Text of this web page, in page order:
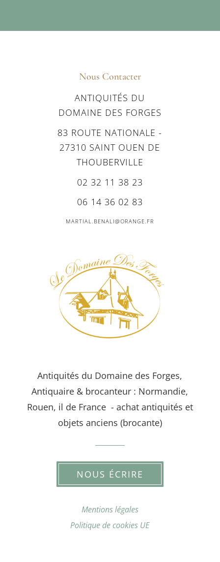
Nous Contacter
ANTIQUITÉS DU
DOMAINE DES FORGES
83 ROUTE NATIONALE -
27310 SAINT OUEN DE
THOUBERVILLE
02 32 11 38 23
06 14 36 02 83
MARTIAL.BENALI@ORANGE.FR
Antiquités du Domaine des Forges,
Antiquaire & brocanteur : Normandie,
Rouen, il de France - achat antiquités et
objets anciens (brocante)
NOUS ÉCRIRE
Mentions légales
Politique de cookies UE